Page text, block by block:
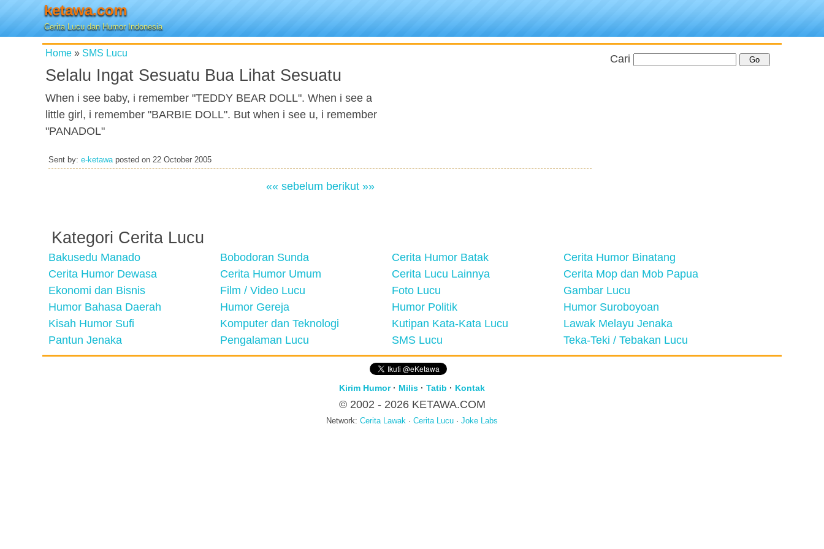
ketawa.com
Cerita Lucu dan Humor Indonesia
Home » SMS Lucu
Selalu Ingat Sesuatu Bua Lihat Sesuatu
When i see baby, i remember "TEDDY BEAR DOLL". When i see a
little girl, i remember "BARBIE DOLL". But when i see u, i remember
"PANADOL"
Sent by: e-ketawaposted on 22 October 2005
«« sebelum berikut »»
Cari
Kategori Cerita Lucu
Bakusedu Manado Bobodoran Sunda Cerita Humor Batak
Cerita Humor Binatang
Cerita Humor Dewasa
Cerita Humor Umum Cerita Lucu Lainnya
Cerita Mop dan Mob Papua
Ekonomi dan Bisnis
Film / Video Lucu Foto Lucu
Gambar Lucu
Humor Bahasa Daerah
Humor Gereja Humor Politik
Humor Suroboyoan
Kisah Humor Sufi
Komputer dan Teknologi Kutipan Kata-Kata Lucu
Lawak Melayu Jenaka
Pantun Jenaka
Pengalaman Lucu SMS Lucu Teka-Teki / Tebakan Lucu
Kirim Humor· Milis · Tatib · Kontak
© 2002 - 2026 KETAWA.COM
Network: Cerita Lawak · Cerita Lucu · Joke Labs